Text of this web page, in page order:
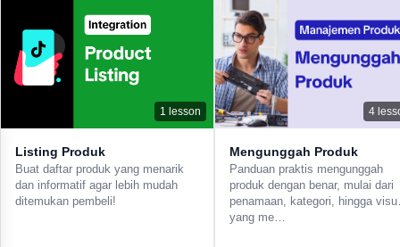
1 lesson
Listing Produk
Buat daftar produk yang menarik
dan informatif agar lebih mudah
ditemukan pembeli!
4
Mengunggah Produk
Panduan praktis mengunggah
produk dengan benar, mulai dari
penamaan, kategori, hingga
yang me…